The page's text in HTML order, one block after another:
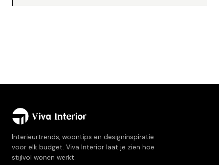
Interieurtrends, woontips en designinspiratie
voor elk budget. Viva Interior laat je zien hoe
stijlvol wonen werkt.